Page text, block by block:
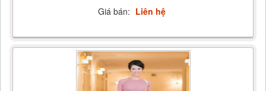
Giá bán: Liên hệ